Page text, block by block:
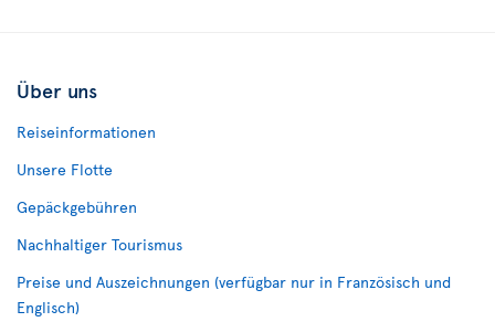
Über uns
Reiseinformationen
Unsere Flotte
Gepäckgebühren
Nachhaltiger Tourismus
Preise und Auszeichnungen (verfügbar nur in Französisch und
Englisch)